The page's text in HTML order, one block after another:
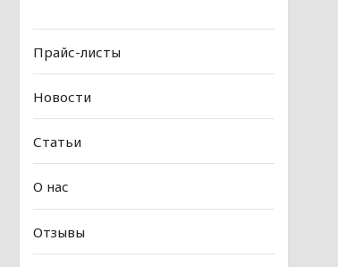
Прайс-листы
Новости
Статьи
О нас
Отзывы